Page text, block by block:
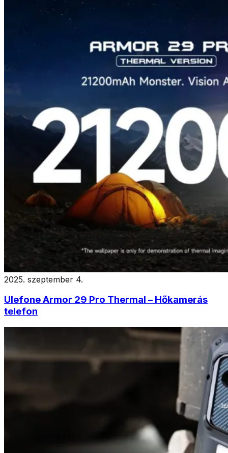
2025. szeptember 4.
Ulefone Armor 29 Pro Thermal – Hőkamerás
telefon